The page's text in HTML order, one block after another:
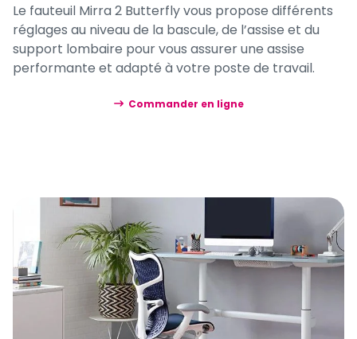
Le fauteuil Mirra 2 Butterfly vous propose différents
réglages au niveau de la bascule, de l’assise et du
support lombaire pour vous assurer une assise
performante et adapté à votre poste de travail.
Commander en ligne